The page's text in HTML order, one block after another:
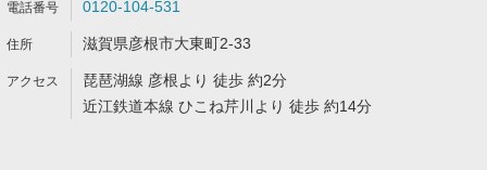
0120-104-531
滋賀県彦根市大東町2-33
琵琶湖線 彦根より 徒歩 約2分
近江鉄道本線 ひこね芹川より 徒歩 約14分